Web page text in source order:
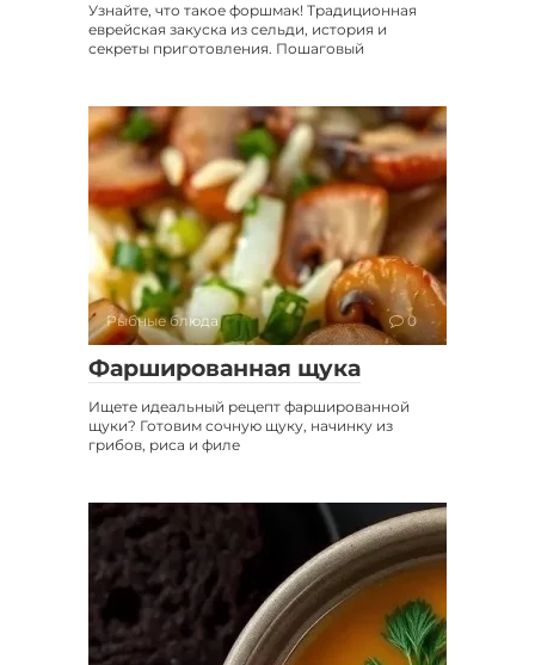
Узнайте, что такое форшмак! Традиционная
еврейская закуска из сельди, история и
секреты приготовления. Пошаговый
Рыбные блюда 0
Фаршированная щука
Ищете идеальный рецепт фаршированной
щуки? Готовим сочную щуку, начинку из
грибов, риса и филе